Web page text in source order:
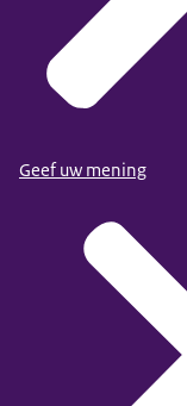
Geef uw mening